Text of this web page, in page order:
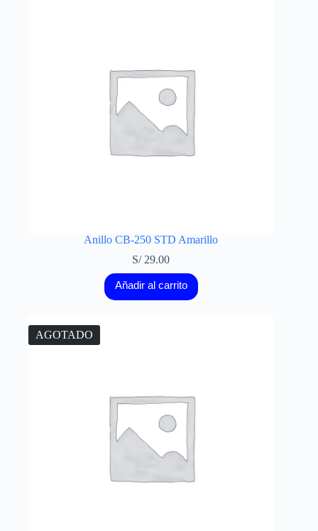
Anillo CB-250 STD Amarillo
S/29.00
Añadir al carrito
AGOTADO